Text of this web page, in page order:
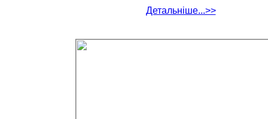
Детальніше...>>